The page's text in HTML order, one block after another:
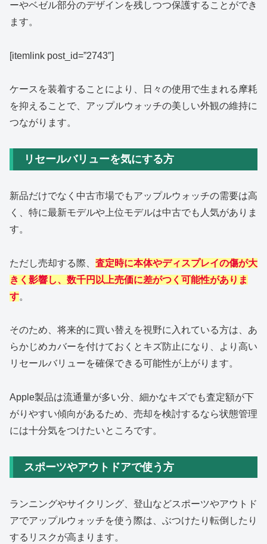
ーやベゼル部分のデザインを残しつつ保護することができ
ます。
[itemlink post_id=”2743″]
ケースを装着することにより、日々の使用で生まれる摩耗
を抑えることで、アップルウォッチの美しい外観の維持に
つながります。
リセールバリューを気にする方
新品だけでなく中古市場でもアップルウォッチの需要は高
く、特に最新モデルや上位モデルは中古でも人気がありま
す。
ただし売却する際、 査定時に本体やディスプレイの傷が大
きく影響し、数千円以上売価に差がつく可能性がありま
す。
そのため、将来的に買い替えを視野に入れている方は、あ
らかじめカバーを付けておくとキズ防止になり、より高い
リセールバリューを確保できる可能性が上がります。
Apple製品は流通量が多い分、細かなキズでも査定額が下
がりやすい傾向があるため、売却を検討するなら状態管理
には十分気をつけたいところです。
スポーツやアウトドアで使う方
ランニングやサイクリング、登山などスポーツやアウトド
アでアップルウォッチを使う際は、ぶつけたり転倒したり
するリスクが高まります。